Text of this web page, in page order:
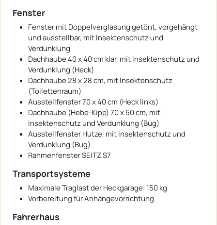
Fenster
Fenster mit Doppelverglasung getönt, vorgehängt
und ausstellbar, mit Insektenschutz und
Verdunklung
Dachhaube 40 x 40 cm klar, mit Insektenschutz und
Verdunklung (Heck)
Dachhaube 28 x 28 cm, mit Insektenschutz
(Toilettenraum)
Ausstellfenster 70 x 40 cm (Heck links)
Dachhaube (Hebe-Kipp) 70 x 50 cm, mit
Insektenschutz und Verdunklung (Bug)
Ausstellfenster Hutze, mit Insektenschutz und
Verdunklung (Bug)
Rahmenfenster SEITZ S7
Transportsysteme
Maximale Traglast der Heckgarage: 150 kg
Vorbereitung für Anhängevorrichtung
Fahrerhaus